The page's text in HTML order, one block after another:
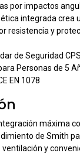
por impactos
integrada crea
resistencia y
de Seguridad
Personas de 5
EN 1078
máxima
de Smith
y